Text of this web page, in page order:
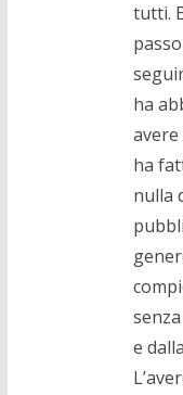
tutti.
ha
ha
nulla
e